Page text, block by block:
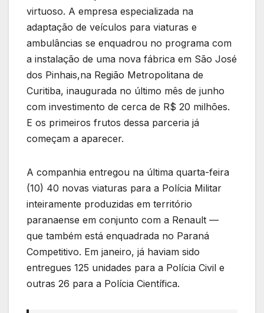
virtuoso. A empresa especializada na
adaptação de veículos para viaturas e
ambulâncias se enquadrou no programa com
a instalação de uma nova fábrica em São José
dos Pinhais,na Região Metropolitana de
Curitiba, inaugurada no último mês de junho
com investimento de cerca de R$ 20 milhões.
E os primeiros frutos dessa parceria já
começam a aparecer.
A companhia entregou na última quarta-feira
(10) 40 novas viaturas para a Polícia Militar
inteiramente produzidas em território
paranaense em conjunto com a Renault —
que também está enquadrada no Paraná
Competitivo. Em janeiro, já haviam sido
entregues 125 unidades para a Polícia Civil e
outras 26 para a Polícia Científica.